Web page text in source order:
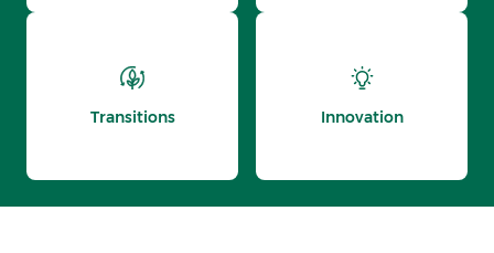
Transitions Innovation